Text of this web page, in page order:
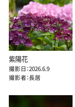
紫陽花
撮影日：2026.6.9
撮影者：長居